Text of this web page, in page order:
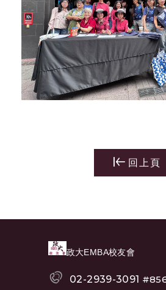
回上頁
政大EMBA校友會
02-2939-3091